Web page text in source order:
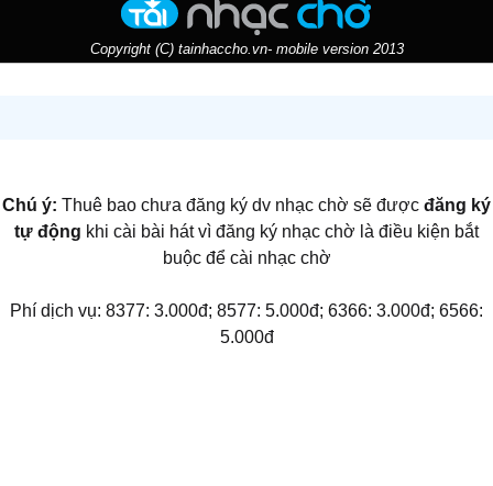
Copyright (C) tainhaccho.vn- mobile version 2013
Chú ý: Thuê bao chưa đăng ký dv nhạc chờ sẽ được đăng ký
tự động khi cài bài hát vì đăng ký nhạc chờ là điều kiện bắt
buộc để cài nhạc chờ
Phí dịch vụ: 8377: 3.000đ; 8577: 5.000đ; 6366: 3.000đ; 6566:
5.000đ